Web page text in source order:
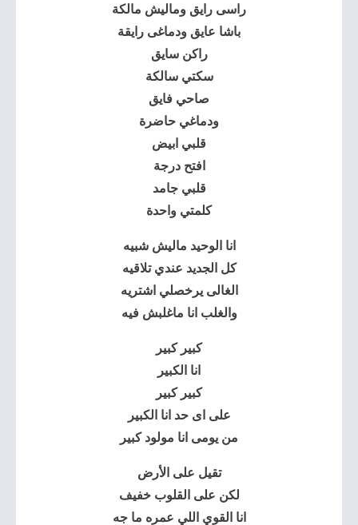
راسى رايق وماليش مالكة
باشا عايق ودماغى رايقة
راكن سايق
سكتي سالكة
صاحي فايق
ودماغي حاضرة
قلبي ابيض
افتح درجة
قلبي جامد
كلمتي واحدة
انا الوحيد ماليش شبيه
كل الجديد عندي تلاقيه
الغالى يرخصلي اشتريه
والغلب انا ماغلبش فيه
كبير كبير
انا الكبير
كبير كبير
على اى حد انا الكبير
من يومى انا مولود كبير
تقيل على الأرض
لكن على القلوب خفيف
انا القوي اللي عمره ما جه